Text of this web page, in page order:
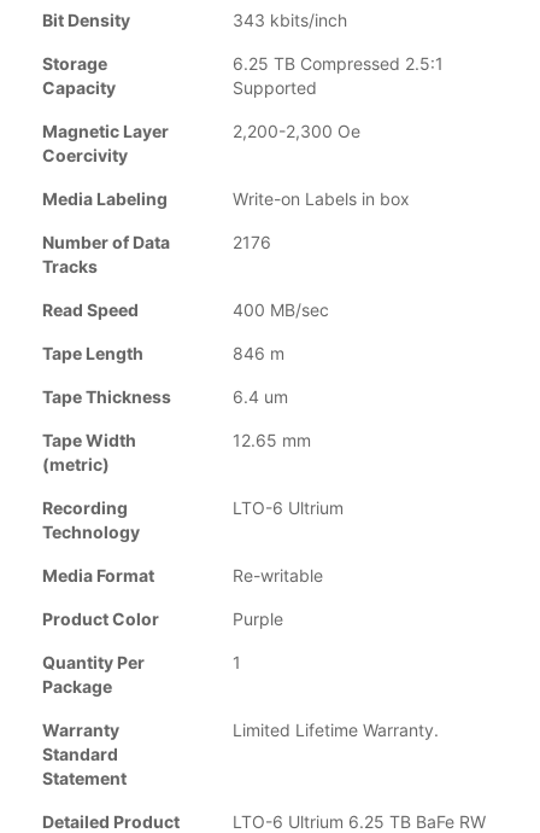
Bit Density 343 kbits/inch
Storage
Capacity
6.25 TB Compressed 2.5:1
Supported
Magnetic Layer
Coercivity
2,200-2,300 Oe
Media Labeling Write-on Labels in box
Number of Data
Tracks
2176
Read Speed 400 MB/sec
Tape Length 846 m
Tape Thickness 6.4 um
Tape Width
(metric)
12.65 mm
Recording
Technology
LTO-6 Ultrium
Media Format Re-writable
Product Color Purple
Quantity Per
Package
1
Warranty
Standard
Statement
Limited Lifetime Warranty.
Detailed Product
LTO-6 Ultrium 6.25 TB BaFe RW